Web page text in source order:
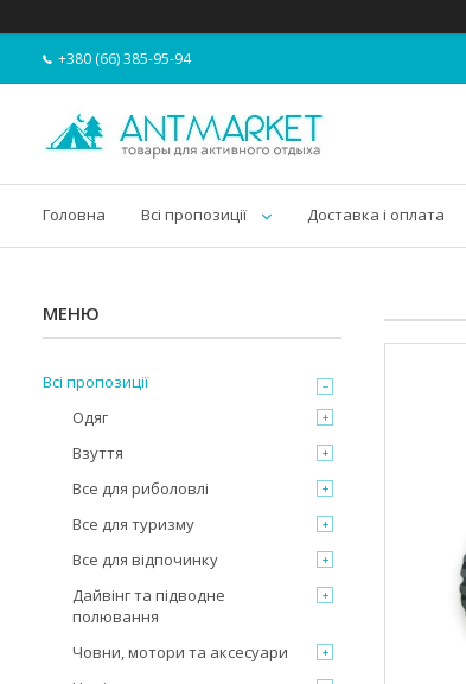
+380 (66) 385-95-94
Головна Всі пропозиції Доставка і оплата
Всі пропозиції
Одяг
Взуття
Все для риболовлі
Все для туризму
Все для відпочинку
Дайвінг та підводне
полювання
Човни, мотори та аксесуари